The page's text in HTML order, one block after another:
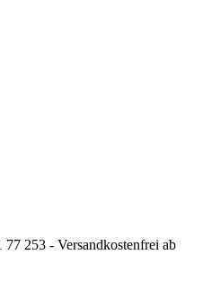
77 253 - Versandkostenfrei ab